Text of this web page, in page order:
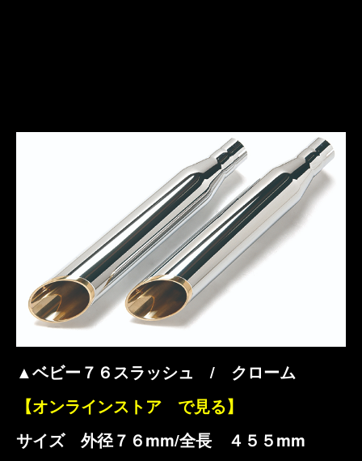
▲ベビー７６スラッシュ / クローム
【オンラインストア で見る】
サイズ 外径７６mm/全長 ４５５mm